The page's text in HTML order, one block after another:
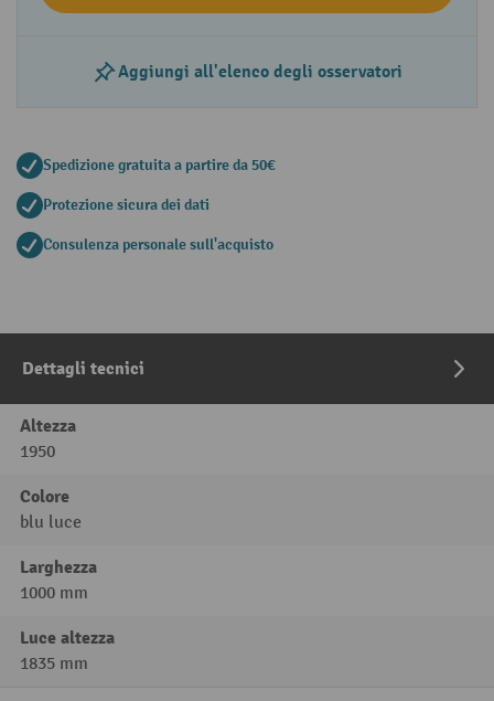
Aggiungi all'elenco degli osservatori
Spedizione gratuita a partire da 50€
Protezione sicura dei dati
Consulenza personale sull'acquisto
Dettagli tecnici
Altezza
1950
Colore
blu luce
Larghezza
1000 mm
Luce altezza
1835 mm